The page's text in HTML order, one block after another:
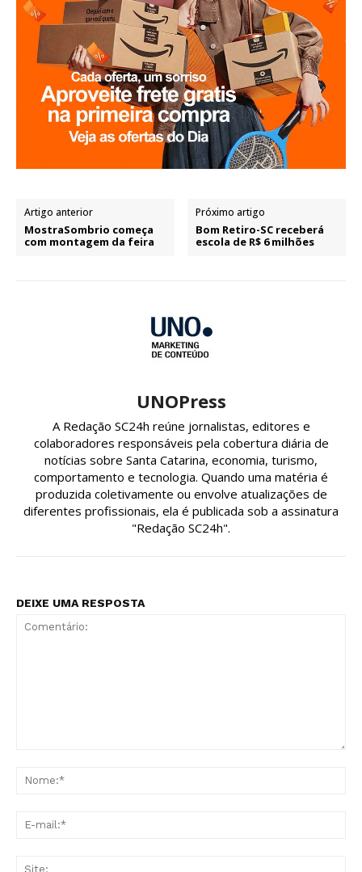
Artigo anterior
MostraSombrio começa
com montagem da feira
Próximo artigo
Bom Retiro-SC receberá
escola de R$ 6 milhões
UNOPress
A Redação SC24h reúne jornalistas, editores e
colaboradores responsáveis pela cobertura diária de
notícias sobre Santa Catarina, economia, turismo,
comportamento e tecnologia. Quando uma matéria é
produzida coletivamente ou envolve atualizações de
diferentes profissionais, ela é publicada sob a assinatura
"Redação SC24h".
DEIXE UMA RESPOSTA